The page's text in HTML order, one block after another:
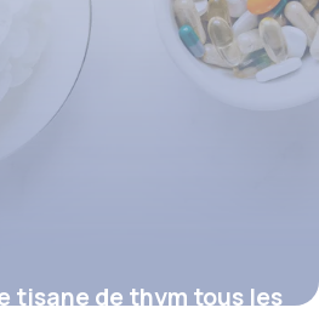
tisane de thym tous les